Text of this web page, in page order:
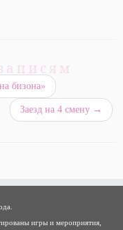
бизона»
Заезд на 4 смену →
игры и мероприятия,